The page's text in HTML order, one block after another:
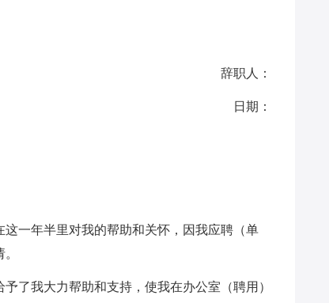
辞职人：
日期：
一年半里对我的帮助和关怀，因我应聘（单
了我大力帮助和支持，使我在办公室（聘用）